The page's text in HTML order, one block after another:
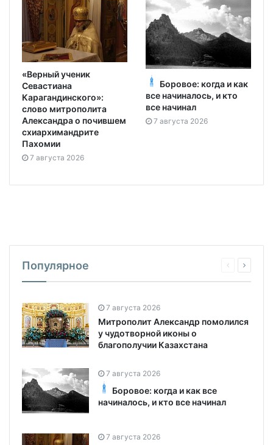
«Верный ученик
Севастиана
Карагандинского»:
слово митрополита
Александра о почившем
схиархимандрите
Пахомии
7 августа 2026
Боровое: когда и как
все начиналось, и кто
все начинал
7 августа 2026
Популярное
7 августа 2026
Митрополит Александр помолился
у чудотворной иконы о
благополучии Казахстана
7 августа 2026
Боровое: когда и как все
начиналось, и кто все начинал
7 августа 2026